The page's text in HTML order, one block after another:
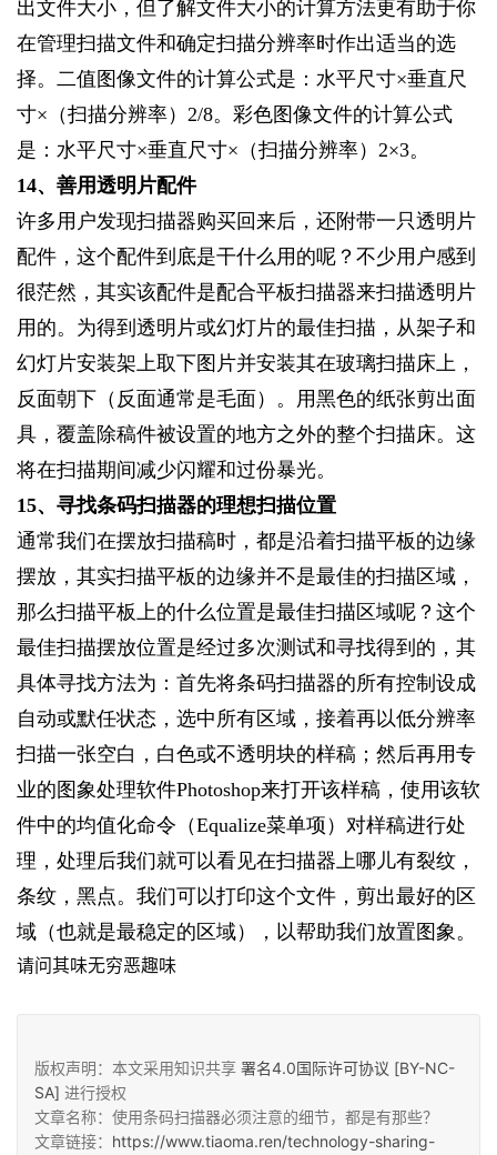
出文件大小，但了解文件大小的计算方法更有助于你
在管理扫描文件和确定扫描分辨率时作出适当的选
择。二值图像文件的计算公式是：水平尺寸×垂直尺
寸×（扫描分辨率）2/8。彩色图像文件的计算公式
是：水平尺寸×垂直尺寸×（扫描分辨率）2×3。
14、善用透明片配件
许多用户发现扫描器购买回来后，还附带一只透明片
配件，这个配件到底是干什么用的呢？不少用户感到
很茫然，其实该配件是配合平板扫描器来扫描透明片
用的。为得到透明片或幻灯片的最佳扫描，从架子和
幻灯片安装架上取下图片并安装其在玻璃扫描床上，
反面朝下（反面通常是毛面）。用黑色的纸张剪出面
具，覆盖除稿件被设置的地方之外的整个扫描床。这
将在扫描期间减少闪耀和过份暴光。
15、寻找条码扫描器的理想扫描位置
通常我们在摆放扫描稿时，都是沿着扫描平板的边缘
摆放，其实扫描平板的边缘并不是最佳的扫描区域，
那么扫描平板上的什么位置是最佳扫描区域呢？这个
最佳扫描摆放位置是经过多次测试和寻找得到的，其
具体寻找方法为：首先将条码扫描器的所有控制设成
自动或默任状态，选中所有区域，接着再以低分辨率
扫描一张空白，白色或不透明块的样稿；然后再用专
业的图象处理软件Photoshop来打开该样稿，使用该软
件中的均值化命令（Equalize菜单项）对样稿进行处
理，处理后我们就可以看见在扫描器上哪儿有裂纹，
条纹，黑点。我们可以打印这个文件，剪出最好的区
域（也就是最稳定的区域），以帮助我们放置图象。
请问其味无穷恶趣味
版权声明：本文采用知识共享 署名4.0国际许可协议 [BY-NC-
SA] 进行授权
文章名称：使用条码扫描器必须注意的细节，都是有那些？
文章链接： https://www.tiaoma.ren/technology-sharing-